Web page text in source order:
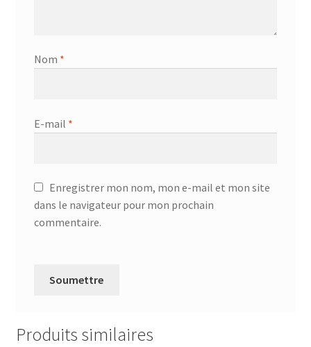
Nom *
E-mail *
Enregistrer mon nom, mon e-mail et mon site
dans le navigateur pour mon prochain
commentaire.
Produits similaires